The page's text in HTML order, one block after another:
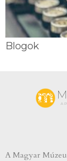
Blogok
A
A Magyar